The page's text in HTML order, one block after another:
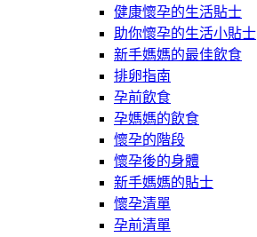
健康懷孕的生活貼士
助你懷孕的生活小貼士
新手媽媽的最佳飲食
排卵指南
孕前飲食
孕媽媽的飲食
懷孕的階段
懷孕後的身體
新手媽媽的貼士
懷孕清單
孕前清單